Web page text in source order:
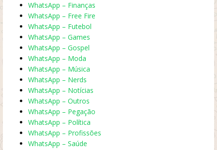
WhatsApp – Finanças
WhatsApp – Free Fire
WhatsApp – Futebol
WhatsApp – Games
WhatsApp – Gospel
WhatsApp – Moda
WhatsApp – Música
WhatsApp – Nerds
WhatsApp – Notícias
WhatsApp – Outros
WhatsApp – Pegação
WhatsApp – Política
WhatsApp – Profissões
WhatsApp – Saúde